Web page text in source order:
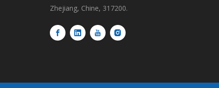
Zhejiang, Chine, 317200.